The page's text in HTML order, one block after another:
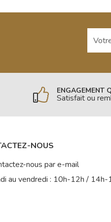
ENGAGEMENT
Satisfait ou
NOUS
nous par e-mail
au vendredi : 10h-12h / 14h-